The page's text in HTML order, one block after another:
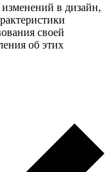
в дизайн,
своей
об этих